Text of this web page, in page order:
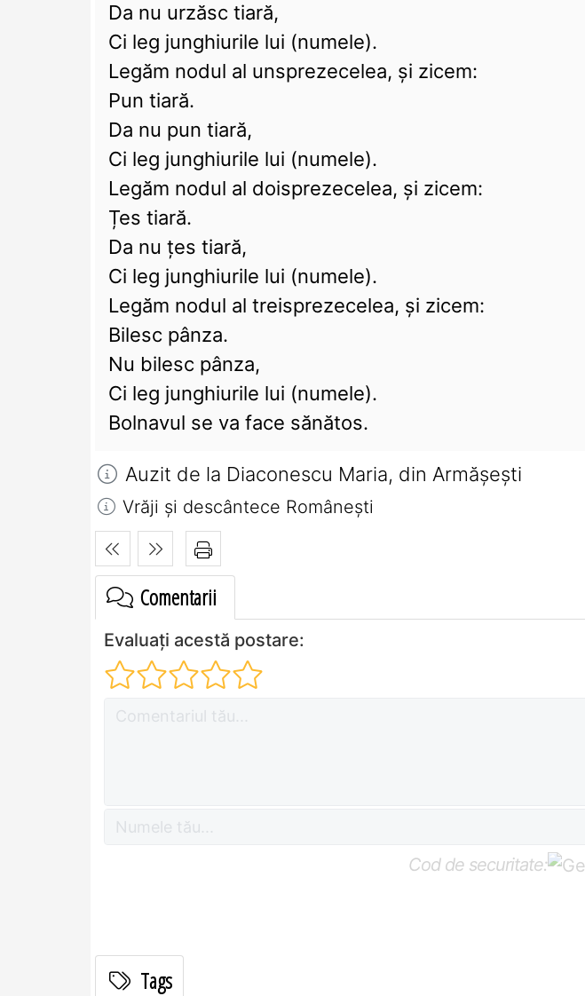
Da nu urzăsc tiară,
Ci leg junghiurile lui (numele).
Legăm nodul al unsprezecelea, și zicem:
Pun tiară.
Da nu pun tiară,
Ci leg junghiurile lui (numele).
Legăm nodul al doisprezecelea, și zicem:
Țes tiară.
Da nu țes tiară,
Ci leg junghiurile lui (numele).
Legăm nodul al treisprezecelea, și zicem:
Bilesc pânza.
Nu bilesc pânza,
Ci leg junghiurile lui (numele).
Bolnavul se va face sănătos.
Auzit de la Diaconescu Maria, din Armășești
Vrăji și descântece Româneşti
Comentarii
Evaluați acestă postare:
Cod de securitate:
Tags